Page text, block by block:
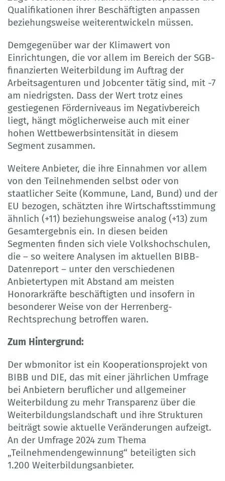
Qualifikationen ihrer Beschäftigten anpassen
beziehungsweise weiterentwickeln müssen.
Demgegenüber war der Klimawert von
Einrichtungen, die vor allem im Bereich der SGB-
finanzierten Weiterbildung im Auftrag der
Arbeitsagenturen und Jobcenter tätig sind, mit -7
am niedrigsten. Dass der Wert trotz eines
gestiegenen Förderniveaus im Negativbereich
liegt, hängt möglicherweise auch mit einer
hohen Wettbewerbsintensität in diesem
Segment zusammen.
Weitere Anbieter, die ihre Einnahmen vor allem
von den Teilnehmenden selbst oder von
staatlicher Seite (Kommune, Land, Bund) und der
EU bezogen, schätzten ihre Wirtschaftsstimmung
ähnlich (+11) beziehungsweise analog (+13) zum
Gesamtergebnis ein. In diesen beiden
Segmenten finden sich viele Volkshochschulen,
die – so weitere Analysen im aktuellen BIBB-
Datenreport – unter den verschiedenen
Anbietertypen mit Abstand am meisten
Honorarkräfte beschäftigten und insofern in
besonderer Weise von der Herrenberg-
Rechtsprechung betroffen waren.
Zum Hintergrund:
Der wbmonitor ist ein Kooperationsprojekt von
BIBB und DIE, das mit einer jährlichen Umfrage
bei Anbietern beruflicher und allgemeiner
Weiterbildung zu mehr Transparenz über die
Weiterbildungslandschaft und ihre Strukturen
beiträgt sowie aktuelle Veränderungen aufzeigt.
An der Umfrage 2024 zum Thema
„Teilnehmendengewinnung“ beteiligten sich
1.200 Weiterbildungsanbieter.